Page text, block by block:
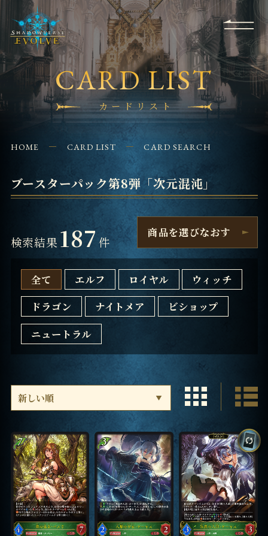
Q&A
EVENT SHOPS
FOR
BEGINNERS
APPLICATION
CONTACT
CARD LIST
カードリスト
HOME CARD LIST CARD SEARCH
ブースターパック第8弾「次元混沌」
検索結果 187件
商品を選びなおす
全て エルフ ロイヤル
ウィッチ
ドラゴン
ナイトメア
ビショップ
ニュートラル